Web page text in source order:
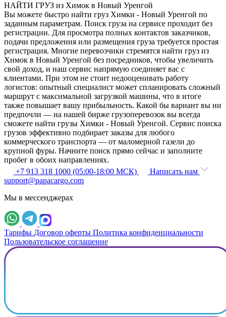
НАЙТИ ГРУЗ из Химок в Новый Уренгой
Вы можете быстро найти груз Химки - Новый Уренгой по
заданным параметрам. Поиск груза на сервисе проходит без
регистрации. Для просмотра полных контактов заказчиков,
подачи предложения или размещения груза требуется простая
регистрация. Многие перевозчики стремятся найти груз из
Химок в Новый Уренгой без посредников, чтобы увеличить
свой доход, и наш сервис напрямую соединяет вас с
клиентами. При этом не стоит недооценивать работу
логистов: опытный специалист может спланировать сложный
маршрут с максимальной загрузкой машины, что в итоге
также повышает вашу прибыльность. Какой бы вариант вы ни
предпочли — на нашей бирже грузоперевозок вы всегда
сможете найти грузы Химки - Новый Уренгой. Сервис поиска
грузов эффективно подбирает заказы для любого
коммерческого транспорта — от маломерной газели до
крупной фуры. Начните поиск прямо сейчас и заполните
пробег в обоих направлениях.
+7 913 318 1000 (05:00-18:00 МСК)
Написать нам
support@papacargo.com
Мы в мессенджерах
Тарифы Договор оферты Политика конфиденциальности
Пользовательское соглашение